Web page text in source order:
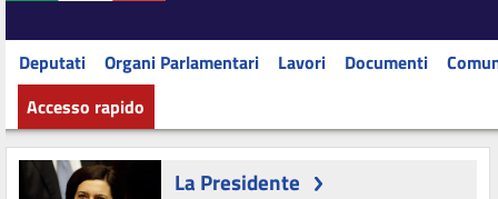
Deputati Organi Parlamentari Lavori Documenti
Accesso rapido
La Presidente